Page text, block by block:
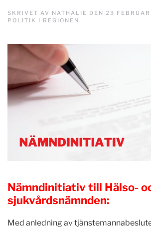
SKRIVET AV NATHALIE DEN 23
POLITIK I REGIONEN.
Nämndinitiativ till Hälso-
sjukvårdsnämnden:
Med anledning av